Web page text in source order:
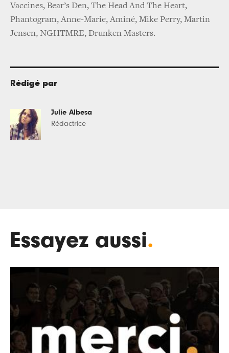
Vaccines, Bear’s Den, The Head And The Heart,
Phantogram, Anne-Marie, Aminé, Mike Perry, Martin
Jensen, NGHTMRE, Drunken Masters.
Rédigé par
Julie Albesa
Rédactrice
Essayez aussi.